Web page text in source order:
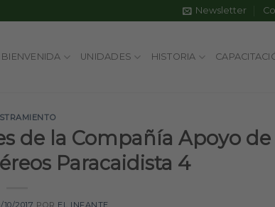
Newsletter
BIENVENIDA UNIDADES HISTORIA
de la Compañía Apoyo de
Paracaidista 4
10/2017 POR EL INFANTE